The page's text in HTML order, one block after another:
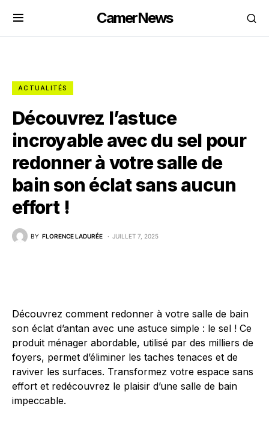
CamerNews
ACTUALITÉS
Découvrez l’astuce
incroyable avec du sel pour
redonner à votre salle de
bain son éclat sans aucun
effort !
BY FLORENCE LADURÉE JUILLET 7, 2025
Découvrez comment redonner à votre salle de bain
son éclat d’antan avec une astuce simple : le sel ! Ce
produit ménager abordable, utilisé par des milliers de
foyers, permet d’éliminer les taches tenaces et de
raviver les surfaces. Transformez votre espace sans
effort et redécouvrez le plaisir d’une salle de bain
impeccable.